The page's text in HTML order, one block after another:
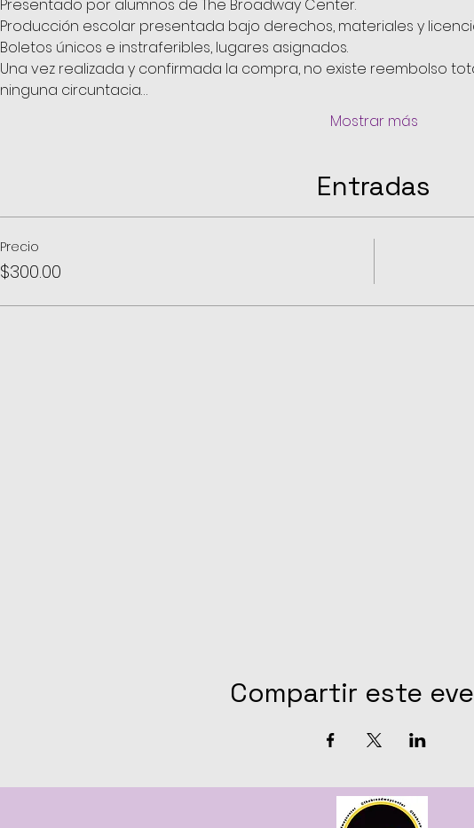
Presentado por alumnos de The Broadway Center.
Producción escolar presentada bajo derechos, materiales y licencia
Boletos únicos e instraferibles, lugares asignados.
Una vez realizada y confirmada la compra, no existe reembolso
ninguna circuntacia…
Mostrar más
Entradas
Precio
$300.00
Compartir este